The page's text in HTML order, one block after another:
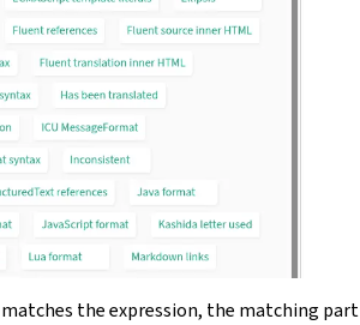
the expression, the matching